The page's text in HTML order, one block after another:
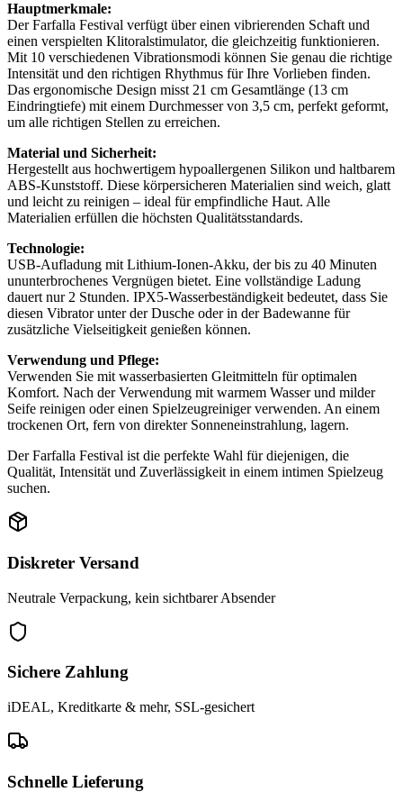
Hauptmerkmale:
Der Farfalla Festival verfügt über einen vibrierenden Schaft und
einen verspielten Klitoralstimulator, die gleichzeitig funktionieren.
Mit 10 verschiedenen Vibrationsmodi können Sie genau die richtige
Intensität und den richtigen Rhythmus für Ihre Vorlieben finden.
Das ergonomische Design misst 21 cm Gesamtlänge (13 cm
Eindringtiefe) mit einem Durchmesser von 3,5 cm, perfekt geformt,
um alle richtigen Stellen zu erreichen.
Material und Sicherheit:
Hergestellt aus hochwertigem hypoallergenen Silikon und haltbarem
ABS-Kunststoff. Diese körpersicheren Materialien sind weich, glatt
und leicht zu reinigen – ideal für empfindliche Haut. Alle
Materialien erfüllen die höchsten Qualitätsstandards.
Technologie:
USB-Aufladung mit Lithium-Ionen-Akku, der bis zu 40 Minuten
ununterbrochenes Vergnügen bietet. Eine vollständige Ladung
dauert nur 2 Stunden. IPX5-Wasserbeständigkeit bedeutet, dass Sie
diesen Vibrator unter der Dusche oder in der Badewanne für
zusätzliche Vielseitigkeit genießen können.
Verwendung und Pflege:
Verwenden Sie mit wasserbasierten Gleitmitteln für optimalen
Komfort. Nach der Verwendung mit warmem Wasser und milder
Seife reinigen oder einen Spielzeugreiniger verwenden. An einem
trockenen Ort, fern von direkter Sonneneinstrahlung, lagern.
Der Farfalla Festival ist die perfekte Wahl für diejenigen, die
Qualität, Intensität und Zuverlässigkeit in einem intimen Spielzeug
suchen.
Diskreter Versand
Neutrale Verpackung, kein sichtbarer Absender
Sichere Zahlung
iDEAL, Kreditkarte & mehr, SSL-gesichert
Schnelle Lieferung